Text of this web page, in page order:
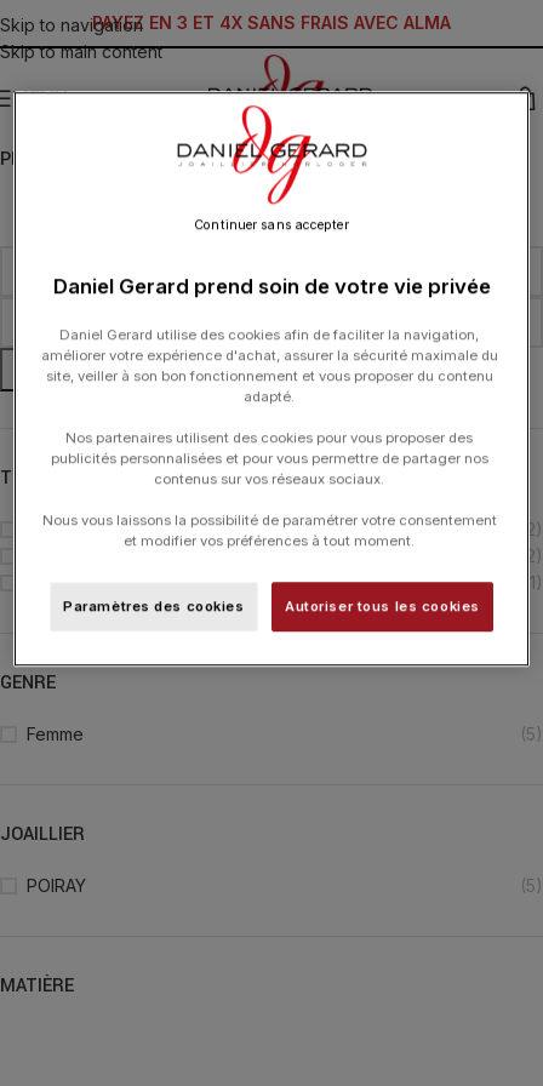
Skip to navigation
Skip to main content
PAYEZ EN 3 ET 4X SANS FRAIS AVEC ALMA
MENU
PRIX
FILTRER
TYPOLOGIE
Bague
(2)
(2)
(1)
GENRE
Femme (5)
JOAILLIER
POIRAY (5)
MATIÈRE
Daniel Gerard prend soin de votre vie privée
Daniel Gerard utilise des cookies afin de faciliter la navigation,
améliorer votre expérience d'achat, assurer la sécurité maximale du
site, veiller à son bon fonctionnement et vous proposer du contenu
adapté.
Nos partenaires utilisent des cookies pour vous proposer des
publicités personnalisées et pour vous permettre de partager nos
contenus sur vos réseaux sociaux.
Nous vous laissons la possibilité de paramétrer votre consentement
et modifier vos préférences à tout moment.
Paramètres des cookies Autoriser tous les cookies
Continuer sans accepter